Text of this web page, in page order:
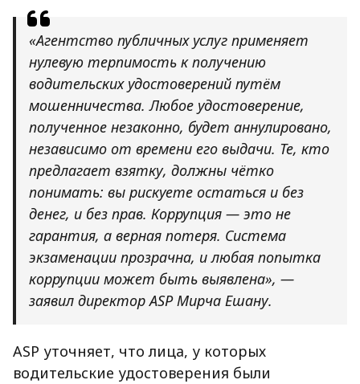
«Агентство публичных услуг применяет
нулевую терпимость к получению
водительских удостоверений путём
мошенничества. Любое удостоверение,
полученное незаконно, будет аннулировано,
независимо от времени его выдачи. Те, кто
предлагает взятку, должны чётко
понимать: вы рискуете остаться и без
денег, и без прав. Коррупция — это не
гарантия, а верная потеря. Система
экзаменации прозрачна, и любая попытка
коррупции может быть выявлена», —
заявил директор ASP Мирча Ешану.
ASP уточняет, что лица, у которых
водительские удостоверения были